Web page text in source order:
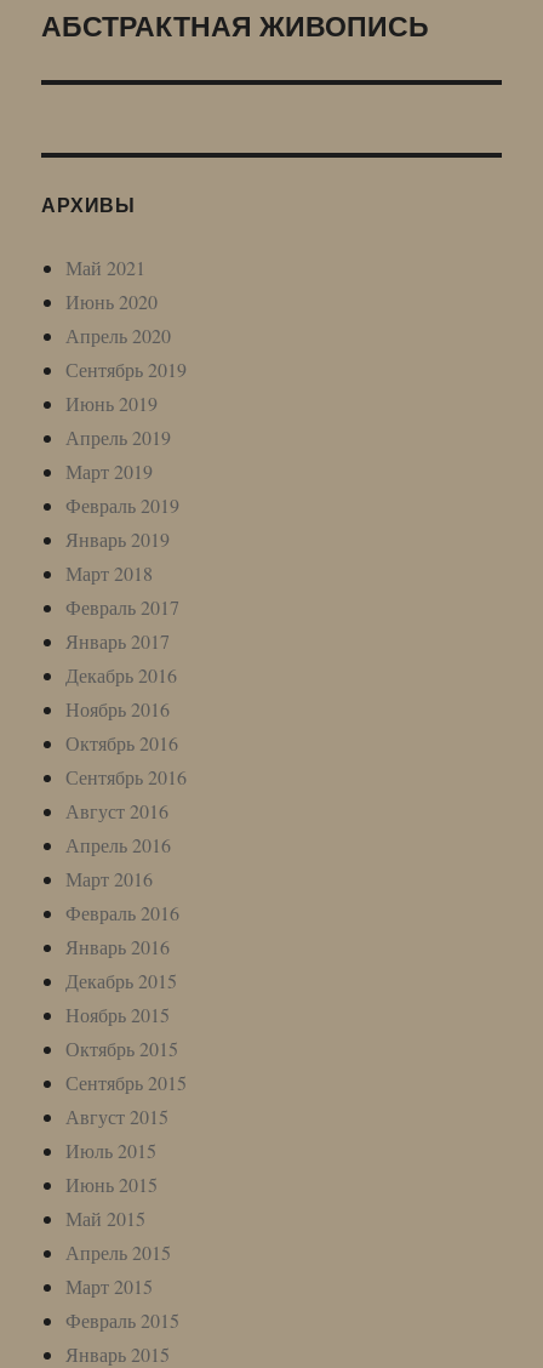
Следующая
АБСТРАКТНАЯ ЖИВОПИСЬ
АРХИВЫ
Май 2021
Июнь 2020
Апрель 2020
Сентябрь 2019
Июнь 2019
Апрель 2019
Март 2019
Февраль 2019
Январь 2019
Март 2018
Февраль 2017
Январь 2017
Декабрь 2016
Ноябрь 2016
Октябрь 2016
Сентябрь 2016
Август 2016
Апрель 2016
Март 2016
Февраль 2016
Январь 2016
Декабрь 2015
Ноябрь 2015
Октябрь 2015
Сентябрь 2015
Август 2015
Июль 2015
Июнь 2015
Май 2015
Апрель 2015
Март 2015
Февраль 2015
Январь 2015